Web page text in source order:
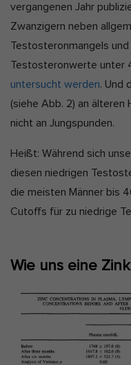
vergangenen Jahr
Zwanzigern neben
Testosteronmangels
Testosteronwerte unter
untersucht werden. Und
(siehe Abb. 2) an
nicht an Jungspunden.
Heißt: Während sich
diesen niedrigen
die meisten Männer bis
Cutoffs für zu niedrige
Wie uns eine